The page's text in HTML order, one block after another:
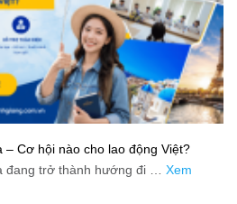
– Cơ hội nào cho lao động Việt?
đang trở thành hướng đi … Xem